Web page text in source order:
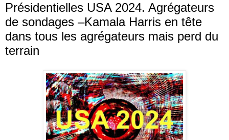
Présidentielles USA 2024. Agrégateurs
de sondages –Kamala Harris en tête
dans tous les agrégateurs mais perd du
terrain